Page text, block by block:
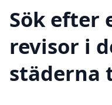
Sök efter
revisor i
städerna